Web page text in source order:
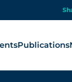
Publications